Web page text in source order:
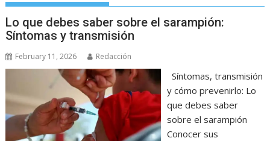
Lo que debes saber sobre el sarampión:
Síntomas y transmisión
February 11, 2026 Redacción
Síntomas, transmisión
y cómo prevenirlo: Lo
que debes saber
sobre el sarampión
Conocer sus